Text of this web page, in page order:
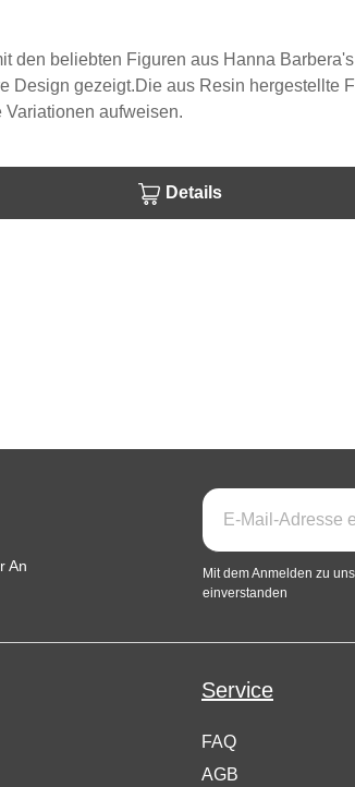
den beliebten Figuren aus Hanna
Design gezeigt.Die aus Resin hergestellte
aufweisen.
Details
An Mit dem Anmelden zu
einverstanden
Service
FAQ
AGB